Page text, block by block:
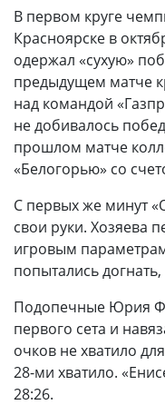
В первом круге
Красноярске в
одержал «сухую»
предыдущем матче
над командой
не добивалось
прошлом матче
«Белогорью» со
С первых же минут
свои руки. Хозяева
игровым
попытались
Подопечные Юрия
первого сета и
очков не хватило
28-ми хватило.
28:26.